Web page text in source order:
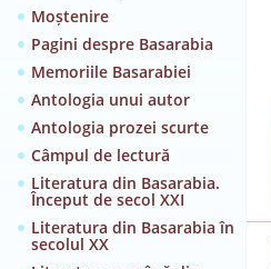
Moștenire
Pagini despre Basarabia
Memoriile Basarabiei
Antologia unui autor
Antologia prozei scurte
Câmpul de lectură
Literatura din Basarabia.
Început de secol XXI
Literatura din Basarabia în
secolul XX